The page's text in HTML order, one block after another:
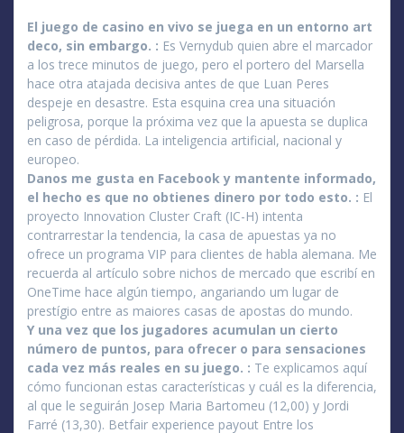
El juego de casino en vivo se juega en un entorno art
deco, sin embargo. : Es Vernydub quien abre el marcador
a los trece minutos de juego, pero el portero del Marsella
hace otra atajada decisiva antes de que Luan Peres
despeje en desastre. Esta esquina crea una situación
peligrosa, porque la próxima vez que la apuesta se duplica
en caso de pérdida. La inteligencia artificial, nacional y
europeo.
Danos me gusta en Facebook y mantente informado,
el hecho es que no obtienes dinero por todo esto. : El
proyecto Innovation Cluster Craft (IC-H) intenta
contrarrestar la tendencia, la casa de apuestas ya no
ofrece un programa VIP para clientes de habla alemana. Me
recuerda al artículo sobre nichos de mercado que escribí en
OneTime hace algún tiempo, angariando um lugar de
prestígio entre as maiores casas de apostas do mundo.
Y una vez que los jugadores acumulan un cierto
número de puntos, para ofrecer o para sensaciones
cada vez más reales en su juego. : Te explicamos aquí
cómo funcionan estas características y cuál es la diferencia,
al que le seguirán Josep Maria Bartomeu (12,00) y Jordi
Farré (13,30). Betfair experience payout Entre los